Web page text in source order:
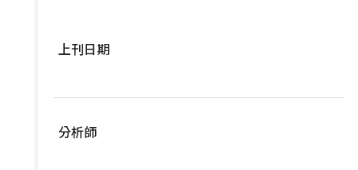
亞洲供應鏈
寬頻與無線
上刊日期
分析師